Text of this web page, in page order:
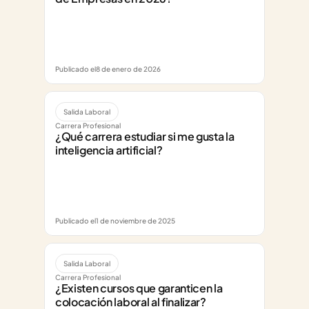
Publicado el8 de enero de 2026
Salida Laboral
Carrera Profesional
¿Qué carrera estudiar si me gusta la
inteligencia artificial?
Publicado el1 de noviembre de 2025
Salida Laboral
Carrera Profesional
¿Existen cursos que garanticen la
colocación laboral al finalizar?